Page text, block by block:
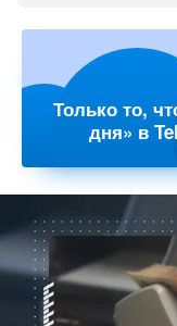
Только то,
дня» в